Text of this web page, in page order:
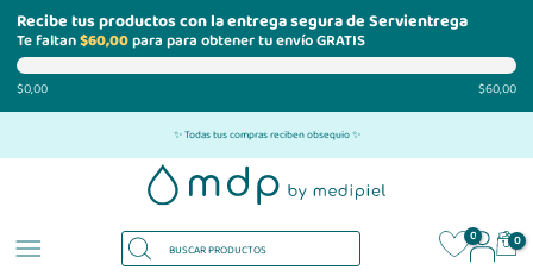
Recibe tus productos con la entrega segura de Servientrega
Te faltan$60,00para para obtener tu envío GRATIS
$0,00 $60,00
al
✨ Todas tus compras reciben obsequio ✨
0 0